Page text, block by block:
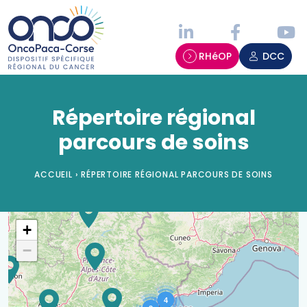
RHéOP DCC
Répertoire régional
parcours de soins
ACCUEIL › RÉPERTOIRE RÉGIONAL PARCOURS DE SOINS
Parcours de soins - Carte
4
+
−
Panneau de gestion des cookies